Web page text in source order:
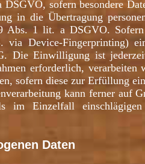
sofern besondere
in die Übertragung
Abs. 1 lit. a DSGVO.
Device-Fingerprinting)
Die Einwilligung ist
erforderlich,
sofern diese zur Erfüllung
kann ferner auf
Einzelfall
Daten